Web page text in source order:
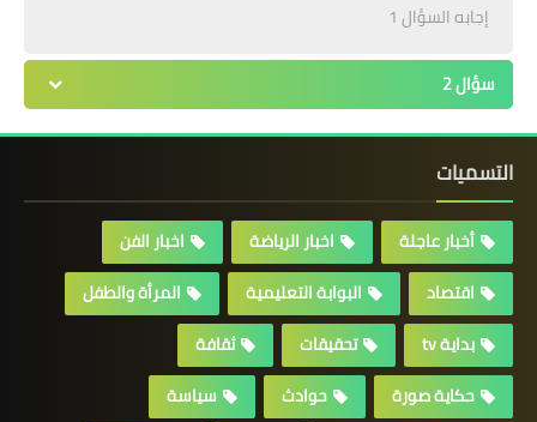
إجابه السؤال 1
سؤال 2
التسميات
أخبار عاجلة اخبار الرياضة
اخبار الفن
اقتصاد
البوابة التعليمية
المرأة والطفل
بداية tv
تحقيقات
ثقافة
حكاية صورة
حوادث
سياسة